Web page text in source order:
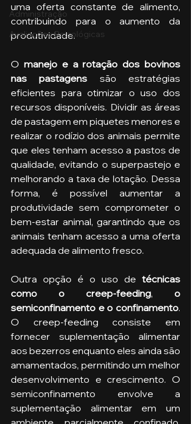
Administração
Avaliações Psicológicas
uma oferta constante de alimento,
contribuindo para o aumento da
produtividade.
O manejo e a rotação dos bovinos
nas pastagens são estratégias
eficientes para otimizar o uso dos
recursos disponíveis. Dividir as áreas
de pastagem em piquetes menores e
realizar o rodízio dos animais permite
que eles tenham acesso a pastos de
qualidade, evitando o superpastejo e
melhorando a taxa de lotação. Dessa
forma, é possível aumentar a
produtividade sem comprometer o
bem-estar animal, garantindo que os
animais tenham acesso a uma oferta
adequada de alimento fresco.
Outra opção é o uso de técnicas
como o creep-feeding, o
semiconfinamento e o confinamento.
O creep-feeding consiste em
fornecer suplementação alimentar
aos bezerros enquanto eles ainda são
amamentados, permitindo um melhor
desenvolvimento e crescimento. O
semiconfinamento envolve a
suplementação alimentar em um